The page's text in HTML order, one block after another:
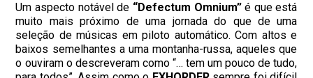
Um aspecto notável de “Defectum Omnium”é que está
muito mais próximo de uma jornada do que de uma
seleção de músicas em piloto automático. Com altos e
baixos semelhantes a uma montanha-russa, aqueles que
o ouviram o descreveram como “… tem um pouco de tudo,